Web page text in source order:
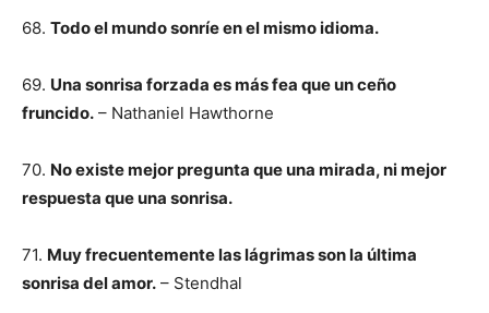
68. Todo el mundo sonríe en el mismo idioma.
69. Una sonrisa forzada es más fea que un ceño
fruncido. – Nathaniel Hawthorne
70. No existe mejor pregunta que una mirada, ni mejor
respuesta que una sonrisa.
71. Muy frecuentemente las lágrimas son la última
sonrisa del amor. – Stendhal